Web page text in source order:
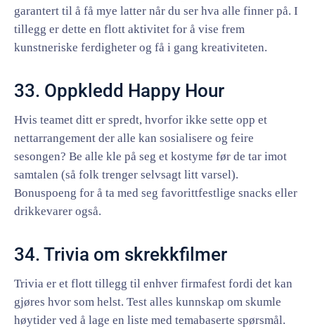
garantert til å få mye latter når du ser hva alle finner på. I
tillegg er dette en flott aktivitet for å vise frem
kunstneriske ferdigheter og få i gang kreativiteten.
33. Oppkledd Happy Hour
Hvis teamet ditt er spredt, hvorfor ikke sette opp et
nettarrangement der alle kan sosialisere og feire
sesongen? Be alle kle på seg et kostyme før de tar imot
samtalen (så folk trenger selvsagt litt varsel).
Bonuspoeng for å ta med seg favorittfestlige snacks eller
drikkevarer også.
34. Trivia om skrekkfilmer
Trivia er et flott tillegg til enhver firmafest fordi det kan
gjøres hvor som helst. Test alles kunnskap om skumle
høytider ved å lage en liste med temabaserte spørsmål.